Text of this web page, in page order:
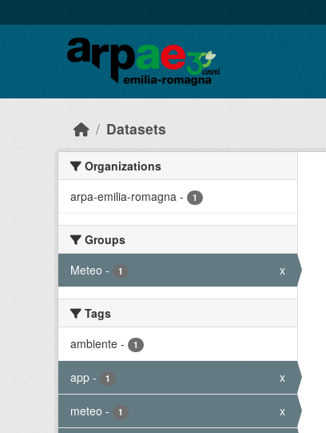
Datasets
Organizations
arpa-emilia-romagna - 1
Groups
Meteo - 1 x
Tags
ambiente - 1
app - 1 x
meteo - 1 x